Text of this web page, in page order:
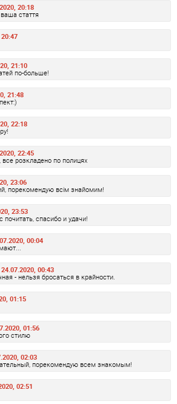
20:18
стаття
21:10
по-больше!
21:48
22:18
22:45
все розкладено по полицях
23:06
порекомендую всім знайомим!
23:53
почитать, спасибо и удачи!
00:04
24.07.2020, 00:43
- нельзя бросаться в крайности.
01:15
01:56
стилю
02:03
порекомендую всем знакомым!
02:51